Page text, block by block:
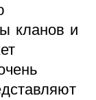
кланов и